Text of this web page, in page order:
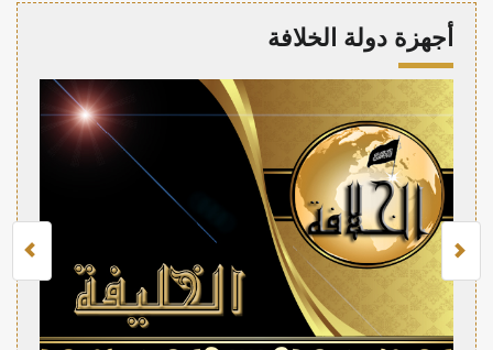
أجهزة دولة الخلافة